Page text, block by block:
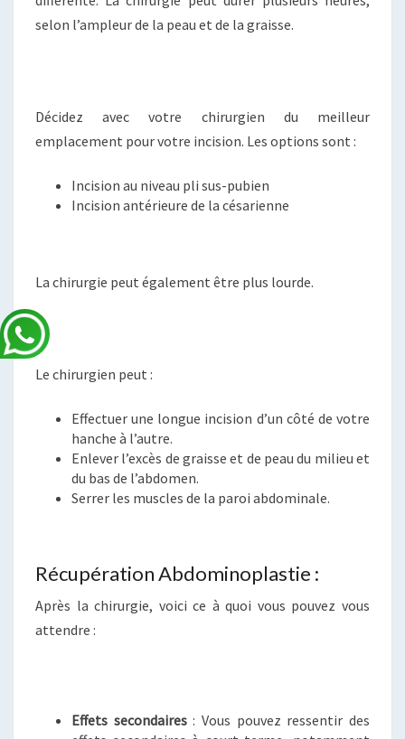
selon l’ampleur de la peau et de la graisse.
Décidez avec votre chirurgien du meilleur
emplacement pour votre incision. Les options sont :
Incision au niveau pli sus-pubien
Incision antérieure de la césarienne
La chirurgie peut également être plus lourde.
Le chirurgien peut :
Effectuer une longue incision d’un côté de votre
hanche à l’autre.
Enlever l’excès de graisse et de peau du milieu et
du bas de l’abdomen.
Serrer les muscles de la paroi abdominale.
Récupération Abdominoplastie :
Après la chirurgie, voici ce à quoi vous pouvez vous
attendre :
Effets secondaires: Vous pouvez ressentir des